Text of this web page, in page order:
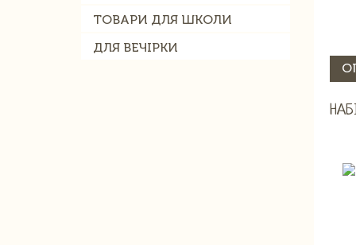
ТОВАРИ ДЛЯ ШКОЛИ
ДЛЯ ВЕЧІРКИ